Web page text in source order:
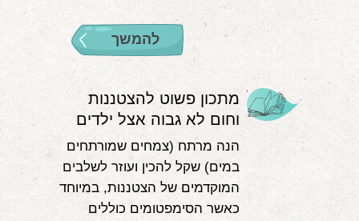
להמשך
מתכון פשוט להצטננות
וחום לא גבוה אצל ילדים
הנה מרתח (צמחים שמורתחים
במים) שקל להכין ועוזר לשלבים
המוקדמים של הצטננות, במיוחד
כאשר הסימפטומים כוללים